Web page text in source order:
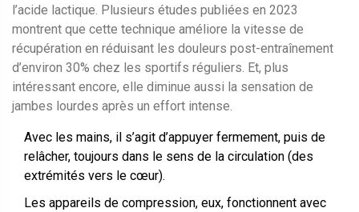
l’acide lactique. Plusieurs études publiées en 2023
montrent que cette technique améliore la vitesse de
récupération en réduisant les douleurs post-entraînement
d’environ 30% chez les sportifs réguliers. Et, plus
intéressant encore, elle diminue aussi la sensation de
jambes lourdes après un effort intense.
Avec les mains, il s’agit d’appuyer fermement, puis de
relâcher, toujours dans le sens de la circulation (des
extrémités vers le cœur).
Les appareils de compression, eux, fonctionnent avec